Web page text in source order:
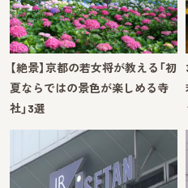
【絶景】京都の若女将が教える「初
夏ならではの景色が楽しめる寺
社」3選